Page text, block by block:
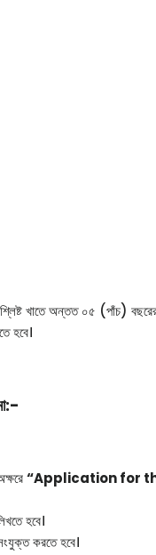
খাতে অন্তত ০৫ (পাঁচ)
হবে।
“Application for
হবে।
করতে হবে।